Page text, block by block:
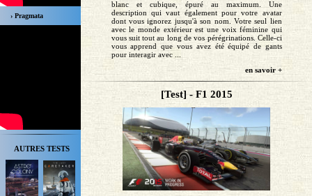
› Pragmata
AUTRES TESTS
blanc et cubique, épuré au maximum. Une
description qui vaut également pour votre avatar
dont vous ignorez jusqu'à son nom. Votre seul lien
avec le monde extérieur est une voix féminine qui
vous suit tout au long de vos pérégrinations. Celle-ci
vous apprend que vous avez été équipé de gants
pour interagir avec ...
en savoir +
[Test] - F1 2015